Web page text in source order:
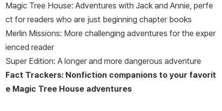
Magic Tree House: Adventures with Jack and Annie, perfe
ct for readers who are just beginning chapter books
Merlin Missions: More challenging adventures for the exper
ienced reader
Super Edition: A longer and more dangerous adventure
Fact Trackers: Nonfiction companions to your favorit
e Magic Tree House adventures